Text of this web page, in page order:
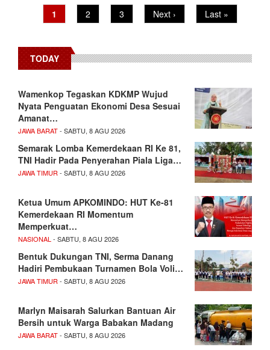
Pagination
Current
page
1 Page
2 Page
3
Next
page
Next ›
Last
page
Last »
TODAY
Wamenkop Tegaskan KDKMP Wujud
Nyata Penguatan Ekonomi Desa Sesuai
Amanat…
JAWA BARAT- SABTU, 8 AGU 2026
Semarak Lomba Kemerdekaan RI Ke 81,
TNI Hadir Pada Penyerahan Piala Liga…
JAWA TIMUR - SABTU, 8 AGU 2026
Ketua Umum APKOMINDO: HUT Ke-81
Kemerdekaan RI Momentum
Memperkuat…
NASIONAL - SABTU, 8 AGU 2026
Bentuk Dukungan TNI, Serma Danang
Hadiri Pembukaan Turnamen Bola Voli…
JAWA TIMUR - SABTU, 8 AGU 2026
Marlyn Maisarah Salurkan Bantuan Air
Bersih untuk Warga Babakan Madang
JAWA BARAT- SABTU, 8 AGU 2026